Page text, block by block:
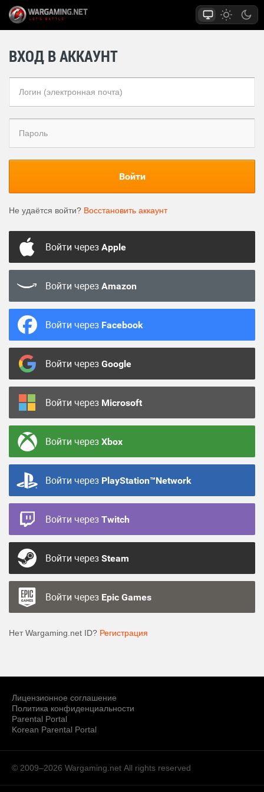
ВХОД В АККАУНТ
Войти
Не удаётся войти? Восстановить аккаунт
Войти черезApple
Войти черезAmazon
Войти через Facebook
Войти черезGoogle
Войти через Microsoft
Войти черезXbox
Войти через PlayStation™Network
Войти черезTwitch
Войти черезSteam
Войти через Epic Games
Нет Wargaming.net ID? Регистрация
Лицензионное соглашение
Политика конфиденциальности
Parental Portal
Korean Parental Portal
© 2009–2026 Wargaming.net All rights reserved